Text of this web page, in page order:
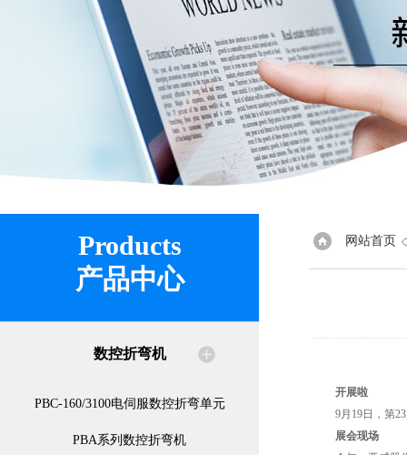
Products
产品中心
数控折弯机
PBC-160/3100电伺服数控折弯单元
PBA系列数控折弯机
网站首页
开展啦
9月19日，第23
展会现场